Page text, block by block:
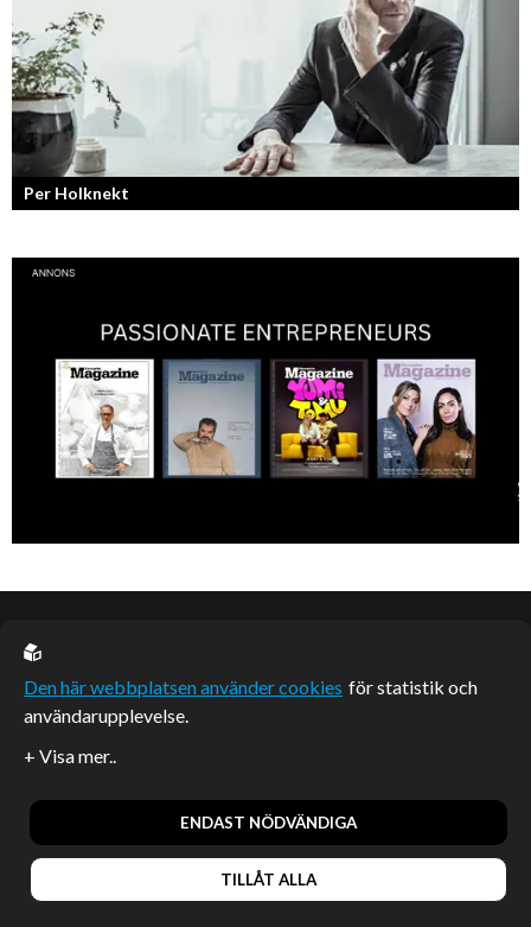
Per Holknekt
Från brädan till scenen
EU casino
Artiklar publicerade på webbplatsen som inte är märkta
redaktionellt är betalda samarbeten.
© 2026, Enterprise Magazine
Den här webbplatsen använder cookies för statistik och
användarupplevelse.
ENDAST NÖDVÄNDIGA
TILLÅT ALLA